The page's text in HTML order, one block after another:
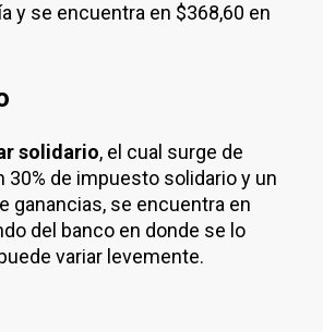
y se encuentra en $368,60 en
solidario, el cual surge de
30% de impuesto solidario y un
ganancias, se encuentra en
del banco en donde se lo
variar levemente.